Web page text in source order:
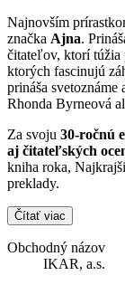
Najnovším
značka Ajna.
čitateľov, ktorí túžia
ktorých fascinujú
prináša
Rhonda Byrneová
Za svoju 30-ročnú
aj čitateľských
kniha roka,
preklady.
Čítať viac
Obchodný názov
IKAR, a.s.